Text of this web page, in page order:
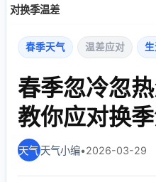
对换季温差
春季天气 温差应对
春季忽冷忽
教你应对换
天气小编•2026-03-29